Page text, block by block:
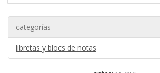
categorías
libretas y blocs de notas